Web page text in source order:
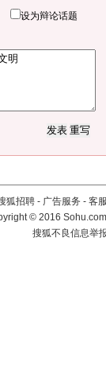
设为辩论话题
狐招聘 - 广告服务 - 客
©2016
搜狐不良信息举